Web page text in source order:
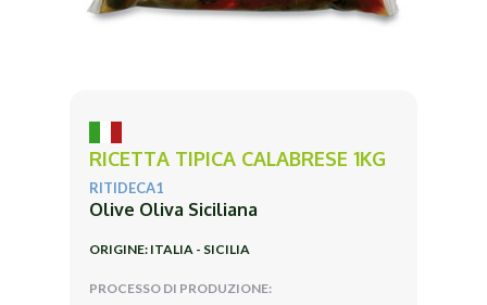
RICETTA TIPICA CALABRESE 1KG
RITIDECA1
Olive Oliva Siciliana
ORIGINE: ITALIA - SICILIA
PROCESSO DI PRODUZIONE: